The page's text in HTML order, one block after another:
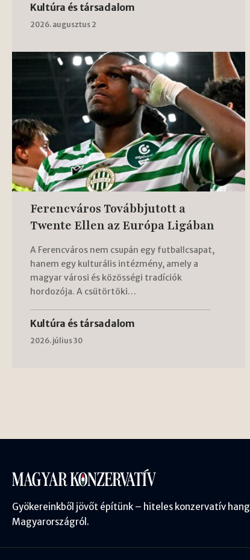
Kultúra és társadalom
2026. augusztus 2
Ferencváros Továbbjutott a
Twente Ellen az Európa Ligában
A Ferencváros nem csupán egy futballcsapat,
hanem egy kulturális intézmény, amely a
magyar városi és közösségi tradíciók
hordozója. A csütörtöki…
Kultúra és társadalom
2026. július 30
Gyökereinkből jövőt építünk – hiteles konzervatív hang
Magyarországról.